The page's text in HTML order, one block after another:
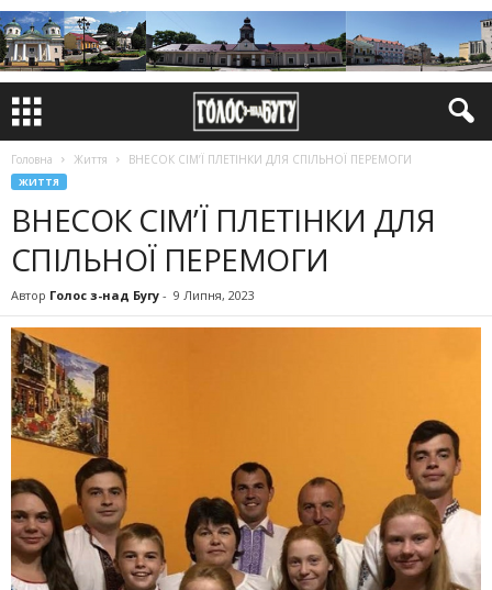
Головна Життя ВНЕСОК СІМ’Ї ПЛЕТІНКИ ДЛЯ СПІЛЬНОЇ ПЕРЕМОГИ
ЖИТТЯ
ВНЕСОК СІМ’Ї ПЛЕТІНКИ ДЛЯ
СПІЛЬНОЇ ПЕРЕМОГИ
Автор Голос з-над Бугу - 9 Липня, 2023